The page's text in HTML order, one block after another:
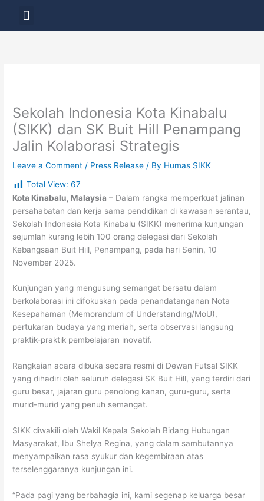
content
Menu
Sekolah Indonesia Kota Kinabalu
(SIKK) dan SK Buit Hill Penampang
Jalin Kolaborasi Strategis
Leave a Comment / Press Release / By Humas SIKK
Total View: 67
Kota Kinabalu, Malaysia – Dalam rangka memperkuat jalinan
persahabatan dan kerja sama pendidikan di kawasan serantau,
Sekolah Indonesia Kota Kinabalu (SIKK) menerima kunjungan
sejumlah kurang lebih 100 orang delegasi dari Sekolah
Kebangsaan Buit Hill, Penampang, pada hari Senin, 10
November 2025.
Kunjungan yang mengusung semangat bersatu dalam
berkolaborasi ini difokuskan pada penandatanganan Nota
Kesepahaman (Memorandum of Understanding/MoU),
pertukaran budaya yang meriah, serta observasi langsung
praktik-praktik pembelajaran inovatif.
Rangkaian acara dibuka secara resmi di Dewan Futsal SIKK
yang dihadiri oleh seluruh delegasi SK Buit Hill, yang terdiri dari
guru besar, jajaran guru penolong kanan, guru-guru, serta
murid-murid yang penuh semangat.
SIKK diwakili oleh Wakil Kepala Sekolah Bidang Hubungan
Masyarakat, Ibu Shelya Regina, yang dalam sambutannya
menyampaikan rasa syukur dan kegembiraan atas
terselenggaranya kunjungan ini.
“Pada pagi yang berbahagia ini, kami segenap keluarga besar